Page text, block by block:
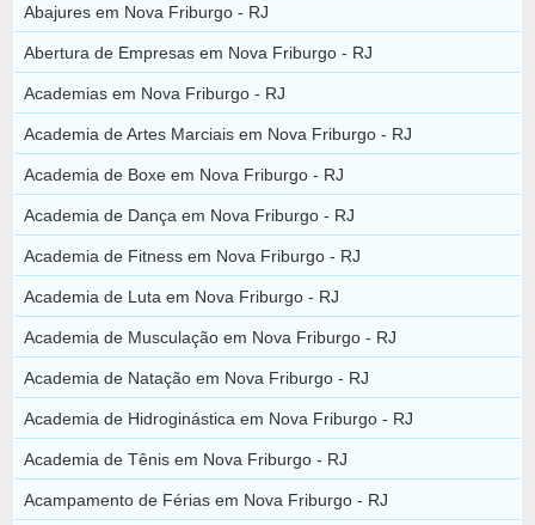
Abajures em Nova Friburgo - RJ
Abertura de Empresas em Nova Friburgo - RJ
Academias em Nova Friburgo - RJ
Academia de Artes Marciais em Nova Friburgo - RJ
Academia de Boxe em Nova Friburgo - RJ
Academia de Dança em Nova Friburgo - RJ
Academia de Fitness em Nova Friburgo - RJ
Academia de Luta em Nova Friburgo - RJ
Academia de Musculação em Nova Friburgo - RJ
Academia de Natação em Nova Friburgo - RJ
Academia de Hidroginástica em Nova Friburgo - RJ
Academia de Tênis em Nova Friburgo - RJ
Acampamento de Férias em Nova Friburgo - RJ